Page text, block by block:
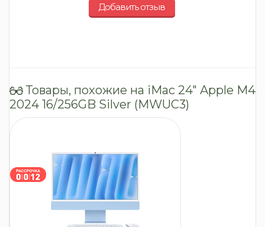
Добавить отзыв
Товары, похожие на iMac 24″ Apple M4
2024 16/256GB Silver (MWUC3)